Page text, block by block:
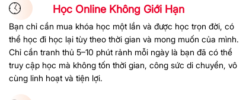
Học Online Không Giới Hạn
Bạn chỉ cần mua khóa học một lần và được học trọn đời, có
thể học đi học lại tùy theo thời gian và mong muốn của mình.
Chỉ cần tranh thủ 5–10 phút rảnh mỗi ngày là bạn đã có thể
truy cập học mà không tốn thời gian, công sức di chuyển, vô
cùng linh hoạt và tiện lợi.